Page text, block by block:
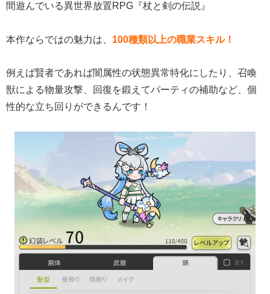
間遊んでいる異世界放置RPG『杖と剣の伝説』
本作ならではの魅力は、 100種類以上の職業スキル！
例えば賢者であれば闇属性の状態異常特化にしたり、召喚
獣による物量攻撃、回復を鍛えてパーティの補助など、個
性的な立ち回りができるんです！